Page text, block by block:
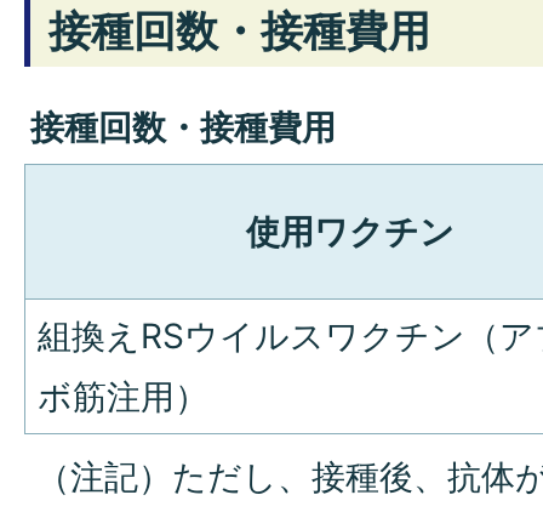
接種回数・接種費用
接種回数・接種費用
使用ワクチン
組換えRSウイルスワクチン（
ボ筋注用）
（注記）ただし、接種後、抗体